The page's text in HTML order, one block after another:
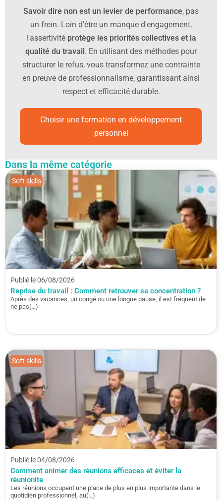
Avec de la pratique, poser un cadre devient plus naturel
expliquant les impacts concrets d’une demande
supplémentaire et en sollicitant un arbitrage, vous
adoptez une posture de partenaire fiable. Proposer des
alternatives ou des délais réalistes montre votre
engagement. Ce type d’échange renforce la clarté et la
qualité de la collaboration.
Savoir dire non est un levier de performance, pas
un frein. Loin d'être un manque d'engagement,
l'assertivité protège les priorités collectives et la
qualité du travail . En utilisant des méthodes pour
structurer le refus, vous transformez une contrainte
en preuve de professionnalisme, garantissant ainsi
respect et efficacité durable.
Choisir une formation en développement
personnel
Dans la même catégorie
Publié le 06/08/2026
Reprise du travail : Comment retrouver sa concentration ?
Après des vacances, un congé ou une longue pause, il est fréquent de
ne pas(…)
Soft skills
Publié le 04/08/2026
Comment animer des réunions efficaces et éviter la
réunionite
Les réunions occupent une place de plus en plus importante dans le
quotidien professionnel, au(…)
Soft skills